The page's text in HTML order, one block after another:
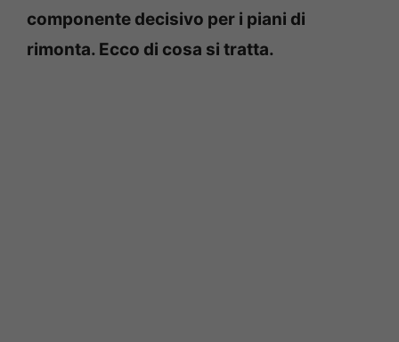
componente decisivo per i piani di
rimonta. Ecco di cosa si tratta.